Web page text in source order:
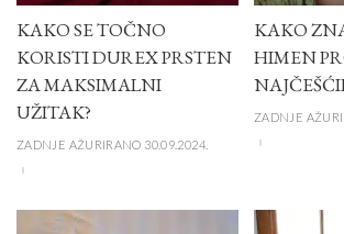
KAKO SE TOČNO
KORISTI DUREX PRSTEN
ZA MAKSIMALNI
UŽITAK?
ZADNJE AŽURIRANO 30.09.2024.
KAKO
HIMEN
ZADNJE